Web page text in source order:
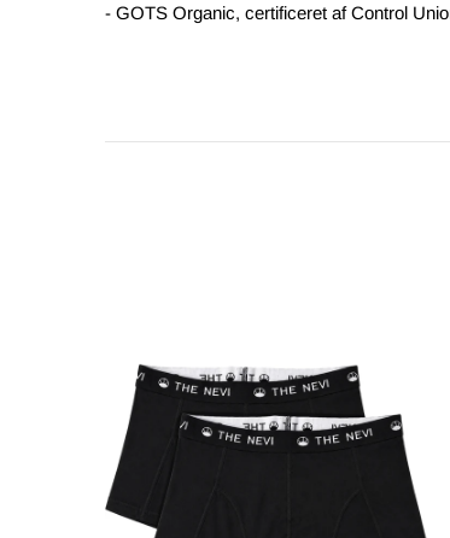
- GOTS Organic, certificeret af Control